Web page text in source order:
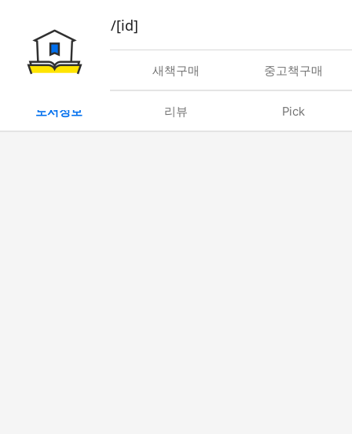
book/rent/[id]
대여 새책구매 중고책구매
도서정보 리뷰 Pick